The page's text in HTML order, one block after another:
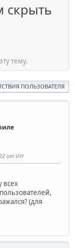
скрыть
тему.
ПОЛЬЗОВАТЕЛЯ
от ViH
всех
(для